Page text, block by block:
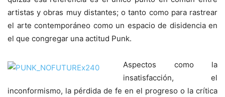
artistas y obras muy distantes; o tanto como para rastrear
el arte contemporáneo como un espacio de disidencia en
el que congregar una actitud Punk.
Aspectos como la
insatisfacción, el
inconformismo, la pérdida de fe en el progreso o la crítica